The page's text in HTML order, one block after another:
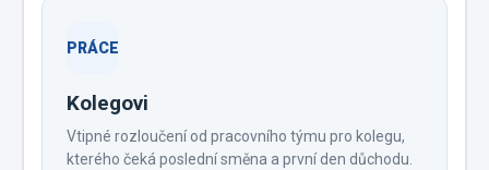
PRÁCE
Kolegovi
Vtipné rozloučení od pracovního týmu pro kolegu,
kterého čeká poslední směna a první den důchodu.